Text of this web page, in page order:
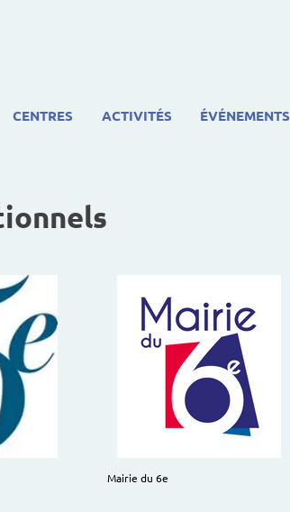
CENTRES ACTIVITÉS ÉVÉNEMENTS
Mairie du 6e